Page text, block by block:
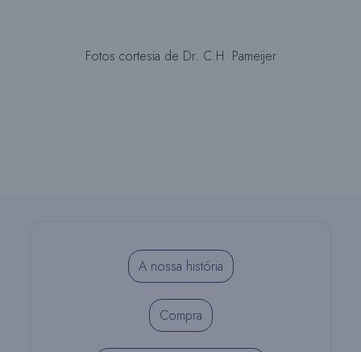
Fotos cortesia de Dr. C.H. Pameijer
A nossa história
Compra